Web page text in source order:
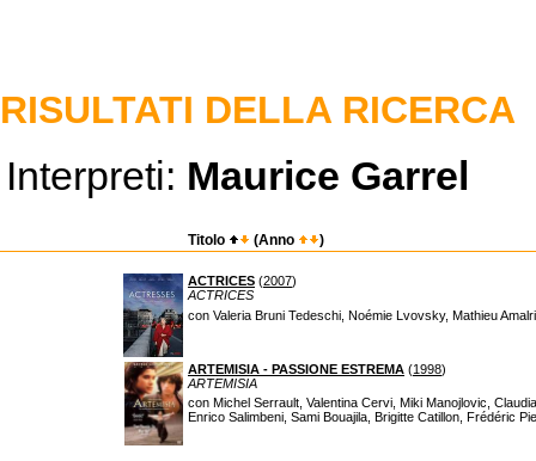
RISULTATI DELLA RICERCA
Interpreti: Maurice Garrel
Titolo (Anno )
ACTRICES (2007)
ACTRICES
con Valeria Bruni Tedeschi, Noémie Lvovsky, Mathieu
ARTEMISIA - PASSIONE ESTREMA (1998)
ARTEMISIA
con Michel Serrault, Valentina Cervi, Miki Manojlovic,
Enrico Salimbeni, Sami Bouajila, Brigitte Catillon, Frédéric